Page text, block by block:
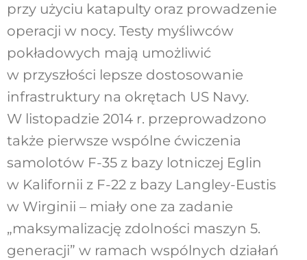
przy użyciu katapulty oraz prowadzenie
operacji w nocy. Testy myśliwców
pokładowych mają umożliwić
w przyszłości lepsze dostosowanie
infrastruktury na okrętach US Navy.
W listopadzie 2014 r. przeprowadzono
także pierwsze wspólne ćwiczenia
samolotów F-35 z bazy lotniczej Eglin
w Kalifornii z F-22 z bazy Langley-Eustis
w Wirginii – miały one za zadanie
„maksymalizację zdolności maszyn 5.
generacji” w ramach wspólnych działań